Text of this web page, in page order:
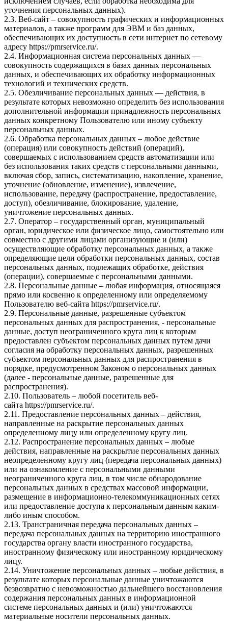
уточнения персональных данных).
2.3. Веб-сайт – совокупность графических и информационных
материалов, а также программ для ЭВМ и баз данных,
обеспечивающих их доступность в сети интернет по сетевому
адресу https://pmrservice.ru/.
2.4. Информационная система персональных данных —
совокупность содержащихся в базах данных персональных
данных, и обеспечивающих их обработку информационных
технологий и технических средств.
2.5. Обезличивание персональных данных — действия, в
результате которых невозможно определить без использования
дополнительной информации принадлежность персональных
данных конкретному Пользователю или иному субъекту
персональных данных.
2.6. Обработка персональных данных – любое действие
(операция) или совокупность действий (операций),
совершаемых с использованием средств автоматизации или
без использования таких средств с персональными данными,
включая сбор, запись, систематизацию, накопление, хранение,
уточнение (обновление, изменение), извлечение,
использование, передачу (распространение, предоставление,
доступ), обезличивание, блокирование, удаление,
уничтожение персональных данных.
2.7. Оператор – государственный орган, муниципальный
орган, юридическое или физическое лицо, самостоятельно или
совместно с другими лицами организующие и (или)
осуществляющие обработку персональных данных, а также
определяющие цели обработки персональных данных, состав
персональных данных, подлежащих обработке, действия
(операции), совершаемые с персональными данными.
2.8. Персональные данные – любая информация, относящаяся
прямо или косвенно к определенному или определяемому
Пользователю веб-сайта https://pmrservice.ru/.
2.9. Персональные данные, разрешенные субъектом
персональных данных для распространения, - персональные
данные, доступ неограниченного круга лиц к которым
предоставлен субъектом персональных данных путем дачи
согласия на обработку персональных данных, разрешенных
субъектом персональных данных для распространения в
порядке, предусмотренном Законом о персональных данных
(далее - персональные данные, разрешенные для
распространения).
2.10. Пользователь – любой посетитель веб-
сайта https://pmrservice.ru/.
2.11. Предоставление персональных данных – действия,
направленные на раскрытие персональных данных
определенному лицу или определенному кругу лиц.
2.12. Распространение персональных данных – любые
действия, направленные на раскрытие персональных данных
неопределенному кругу лиц (передача персональных данных)
или на ознакомление с персональными данными
неограниченного круга лиц, в том числе обнародование
персональных данных в средствах массовой информации,
размещение в информационно-телекоммуникационных сетях
или предоставление доступа к персональным данным каким-
либо иным способом.
2.13. Трансграничная передача персональных данных –
передача персональных данных на территорию иностранного
государства органу власти иностранного государства,
иностранному физическому или иностранному юридическому
лицу.
2.14. Уничтожение персональных данных – любые действия, в
результате которых персональные данные уничтожаются
безвозвратно с невозможностью дальнейшего восстановления
содержания персональных данных в информационной
системе персональных данных и (или) уничтожаются
материальные носители персональных данных.